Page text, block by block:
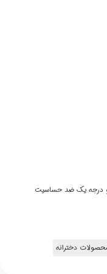
درجه یک ضد حساسیت
دخترانه